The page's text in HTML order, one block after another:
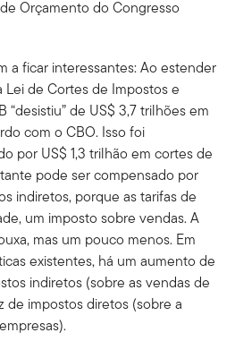
Orçamento do Congresso
a ficar interessantes: Ao estender
de Cortes de Impostos e
“desistiu” de US$ 3,7 trilhões em
com o CBO. Isso foi
por US$ 1,3 trilhão em cortes de
pode ser compensado por
indiretos, porque as tarifas de
um imposto sobre vendas. A
mas um pouco menos. Em
existentes, há um aumento de
indiretos (sobre as vendas de
de impostos diretos (sobre a